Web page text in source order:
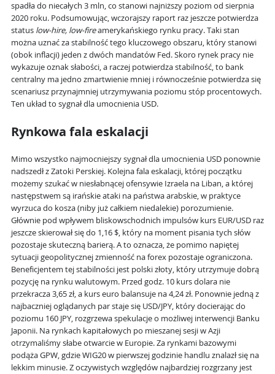
spadła do niecałych 3 mln, co stanowi najniższy poziom od sierpnia
2020 roku. Podsumowując, wczorajszy raport raz jeszcze potwierdza
status low-hire, low-fireamerykańskiego rynku pracy. Taki stan
można uznać za stabilność tego kluczowego obszaru, który stanowi
(obok inflacji) jeden z dwóch mandatów Fed. Skoro rynek pracy nie
wykazuje oznak słabości, a raczej potwierdza stabilność, to bank
centralny ma jedno zmartwienie mniej i równocześnie potwierdza się
scenariusz przynajmniej utrzymywania poziomu stóp procentowych.
Ten układ to sygnał dla umocnienia USD.
Rynkowa fala eskalacji
Mimo wszystko najmocniejszy sygnał dla umocnienia USD ponownie
nadszedł z Zatoki Perskiej. Kolejna fala eskalacji, której początku
możemy szukać w niesłabnącej ofensywie Izraela na Liban, a której
następstwem są irańskie ataki na państwa arabskie, w praktyce
wyrzuca do kosza (niby już całkiem niedalekie) porozumienie.
Głównie pod wpływem bliskowschodnich impulsów kurs EUR/USD raz
jeszcze skierował się do 1,16 $, który na moment pisania tych słów
pozostaje skuteczną barierą. A to oznacza, że pomimo napiętej
sytuacji geopolitycznej zmienność na forex pozostaje ograniczona.
Beneficjentem tej stabilności jest polski złoty, który utrzymuje dobrą
pozycję na rynku walutowym. Przed godz. 10 kurs dolara nie
przekracza 3,65 zł, a kurs euro balansuje na 4,24 zł. Ponownie jedną z
najbaczniej oglądanych par staje się USD/JPY, który docierając do
poziomu 160 JPY, rozgrzewa spekulacje o możliwej interwencji Banku
Japonii. Na rynkach kapitałowych po mieszanej sesji w Azji
otrzymaliśmy słabe otwarcie w Europie. Za rynkami bazowymi
podąża GPW, gdzie WIG20 w pierwszej godzinie handlu znalazł się na
lekkim minusie. Z oczywistych względów najbardziej rozgrzany jest